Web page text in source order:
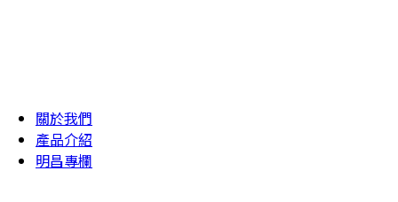
關於我們
產品介紹
明昌專欄